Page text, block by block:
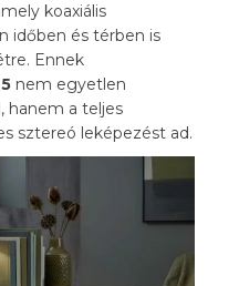
koaxiális
időben és térben is
Ennek
nem egyetlen
hanem a teljes
sztereó leképezést ad.